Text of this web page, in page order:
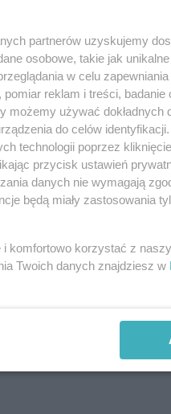
widzów w podróż po
tiersena-przy-
partnerów uzyskujemy
osobowe, takie jak
w celu zapewniania
reklam i treści, badanie
możemy używać dokładnych
do celów
technologii poprzez kliknięcie
przycisk ustawień
danych nie wymagają
będą miały zastosowania
i komfortowo korzystać z
Twoich danych znajdziesz w